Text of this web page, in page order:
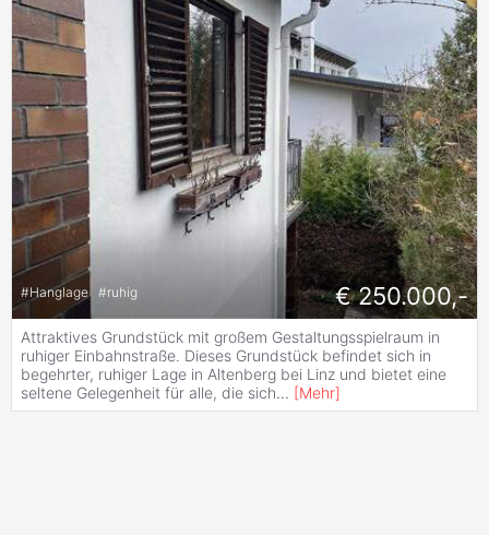
#Hanglage #ruhig € 250.000,-
Attraktives Grundstück mit großem Gestaltungsspielraum in
ruhiger Einbahnstraße. Dieses Grundstück befindet sich in
begehrter, ruhiger Lage in Altenberg bei Linz und bietet eine
seltene Gelegenheit für alle, die sich... [Mehr]